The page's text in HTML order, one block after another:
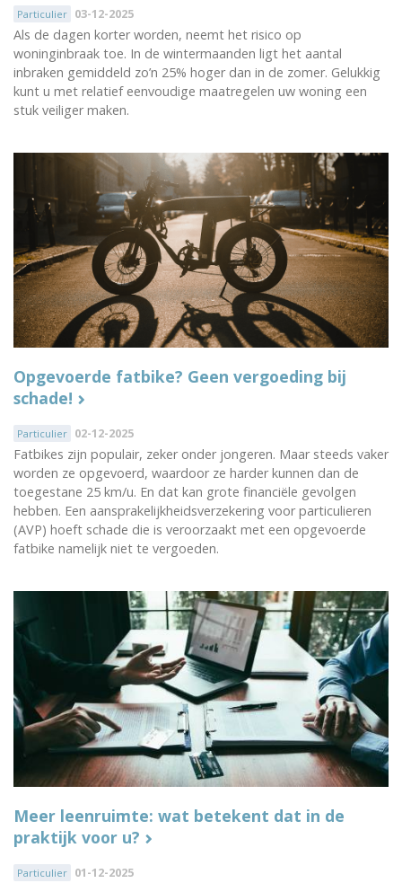
Particulier 03-12-2025
Als de dagen korter worden, neemt het risico op
woninginbraak toe. In de wintermaanden ligt het aantal
inbraken gemiddeld zo’n 25% hoger dan in de zomer. Gelukkig
kunt u met relatief eenvoudige maatregelen uw woning een
stuk veiliger maken.
Opgevoerde fatbike? Geen vergoeding bij
schade!
Particulier 02-12-2025
Fatbikes zijn populair, zeker onder jongeren. Maar steeds vaker
worden ze opgevoerd, waardoor ze harder kunnen dan de
toegestane 25 km/u. En dat kan grote financiële gevolgen
hebben. Een aansprakelijkheidsverzekering voor particulieren
(AVP) hoeft schade die is veroorzaakt met een opgevoerde
fatbike namelijk niet te vergoeden.
Meer leenruimte: wat betekent dat in de
praktijk voor u?
Particulier 01-12-2025